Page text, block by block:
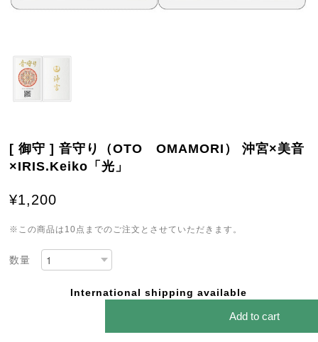
[ 御守 ] 音守り（OTO OMAMORI） 沖宮×美音
×IRIS.Keiko「光」
¥1,200
※この商品は10点までのご注文とさせていただきます。
数量
International shipping available
Add to cart